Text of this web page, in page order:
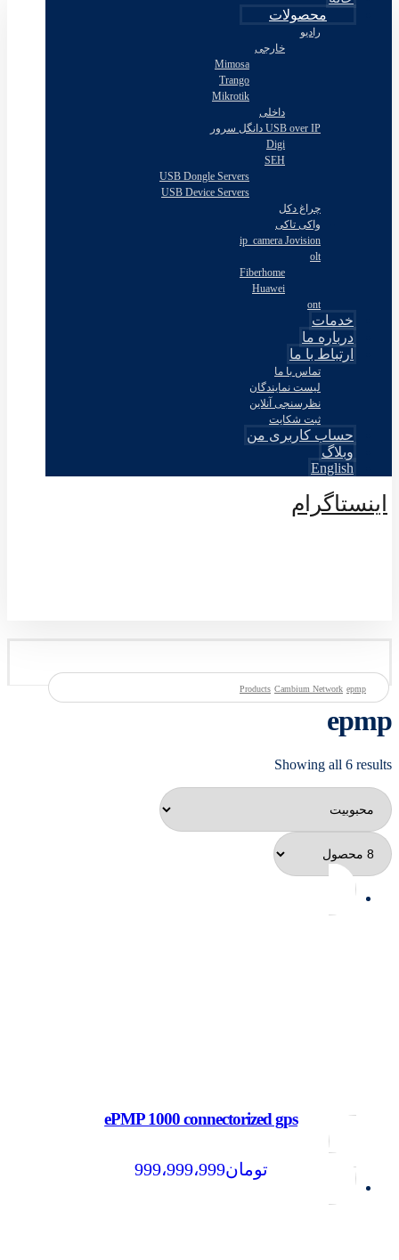
محصولات
رادیو
خارجی
Mimosa
Trango
Mikrotik
داخلی
USB over IP دانگل سرور
Digi
SEH
USB Dongle Servers
USB Device Servers
چراغ دکل
واکی تاکی
ip_camera Jovision
olt
Fiberhome
Huawei
ont
خدمات
درباره ما
ارتباط با ما
تماس با ما
لیست نمایندگان
نظرسنجی آنلاین
ثبت شکایت
حساب کاربری من
وبلاگ
English
اینستاگرام
Products Cambium Network epmp
epmp
Showing all 6 results
ePMP 1000 connectorized gps
تومان999،999،999